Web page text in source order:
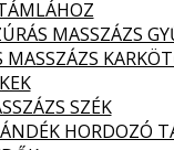
MASSZÁZS
MASSZÁZS
SZÉK
HORDOZÓ